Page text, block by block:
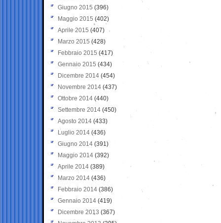
Giugno 2015 (396)
Maggio 2015 (402)
Aprile 2015 (407)
Marzo 2015 (428)
Febbraio 2015 (417)
Gennaio 2015 (434)
Dicembre 2014 (454)
Novembre 2014 (437)
Ottobre 2014 (440)
Settembre 2014 (450)
Agosto 2014 (433)
Luglio 2014 (436)
Giugno 2014 (391)
Maggio 2014 (392)
Aprile 2014 (389)
Marzo 2014 (436)
Febbraio 2014 (386)
Gennaio 2014 (419)
Dicembre 2013 (367)